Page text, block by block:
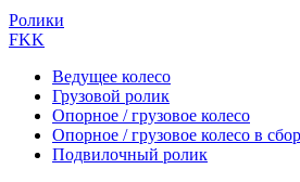
Ролики
FKK
Ведущее колесо
Грузовой ролик
Опорное / грузовое колесо
Опорное / грузовое колесо в
Подвилочный ролик